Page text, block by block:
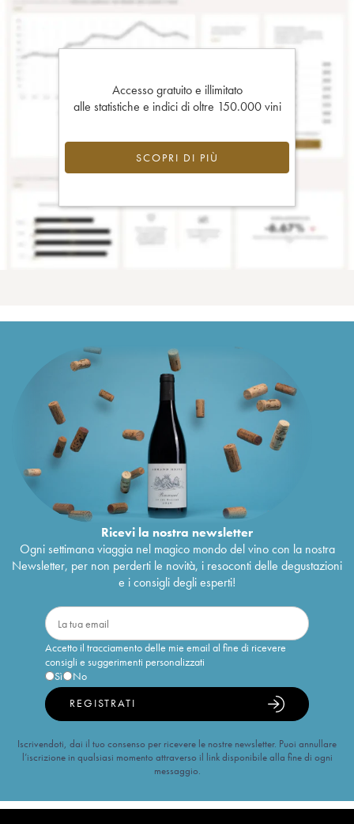
Accesso gratuito e illimitato
alle statistiche e indici di oltre 150.000 vini
SCOPRI DI PIÙ
Ricevi la nostra newsletter
Ogni settimana viaggia nel magico mondo del vino con la nostra
Newsletter, per non perderti le novità, i resoconti delle degustazioni
e i consigli degli esperti!
Accetto il tracciamento delle mie email al fine di ricevere
consigli e suggerimenti personalizzati
Sì
No
REGISTRATI
Iscrivendoti, dai il tuo consenso per ricevere le nostre newsletter. Puoi annullare
l’iscrizione in qualsiasi momento attraverso il link disponibile alla fine di ogni
messaggio.